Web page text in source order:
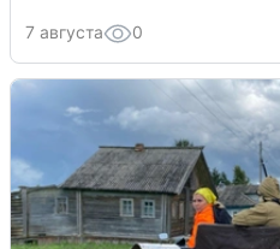
7 августа 0